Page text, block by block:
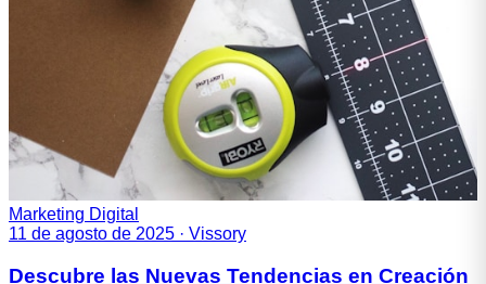
Marketing Digital
11 de agosto de 2025 · Vissory
Descubre las Nuevas Tendencias en Creación